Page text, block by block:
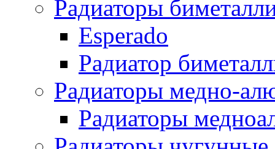
Радиаторы
Esperado
Радиатор
Радиаторы медно-
Радиаторы